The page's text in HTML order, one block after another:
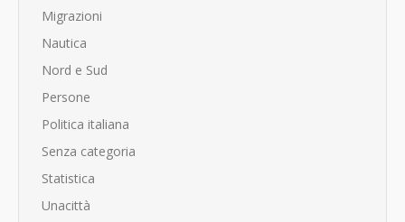
Migrazioni
Nautica
Nord e Sud
Persone
Politica italiana
Senza categoria
Statistica
Unacittà